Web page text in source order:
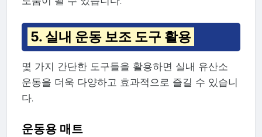
5. 실내 운동 보조 도구 활용
몇 가지 간단한 도구들을 활용하면 실내 유산소
운동을 더욱 다양하고 효과적으로 즐길 수 있습니
다.
운동용 매트